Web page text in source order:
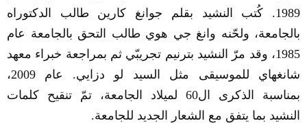
1989. كُتب النشيد بقلم جوانغ كارين طالب الدكتوراه
بالجامعة، ولحّنه وانغ جي هوي طالب التحق بالجامعة عام
1985، وقد مرّ النشيد بترنيم تجريبّي ثم بمراجعة خبراء معهد
شانغهاي للموسيقى مثل السيد لو دزايي. عام 2009،
بمناسبة الذكرى ال60 لميلاد الجامعة، تمّ تنقيح كلمات
النشيد بما يتفق مع الشعار الجديد للجامعة.